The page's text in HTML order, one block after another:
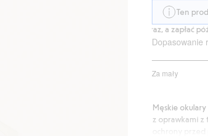
Ten
Kup teraz, a zapłać
Dopasowanie
Za mały
na
1
głosów
Męskie okulary
z oprawkami z